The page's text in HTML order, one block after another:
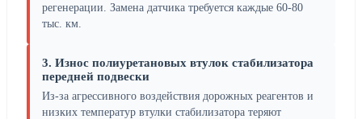
регенерации. Замена датчика требуется каждые 60-80
тыс. км.
3. Износ полиуретановых втулок стабилизатора
передней подвески
Из-за агрессивного воздействия дорожных реагентов и
низких температур втулки стабилизатора теряют